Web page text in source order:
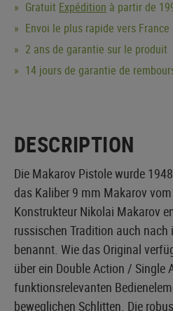
Gratuit Expédition à partir de
Envoi le plus rapide vers France
2 ans de garantie sur le produit
14 jours de garantie de
DESCRIPTION
Die Makarov Pistole wurde
das Kaliber 9 mm Makarov
Konstrukteur Nikolai Makarov
russischen Tradition auch
benannt. Wie das Original
über ein Double Action / Single
funktionsrelevanten
beweglichen Schlitten. Die